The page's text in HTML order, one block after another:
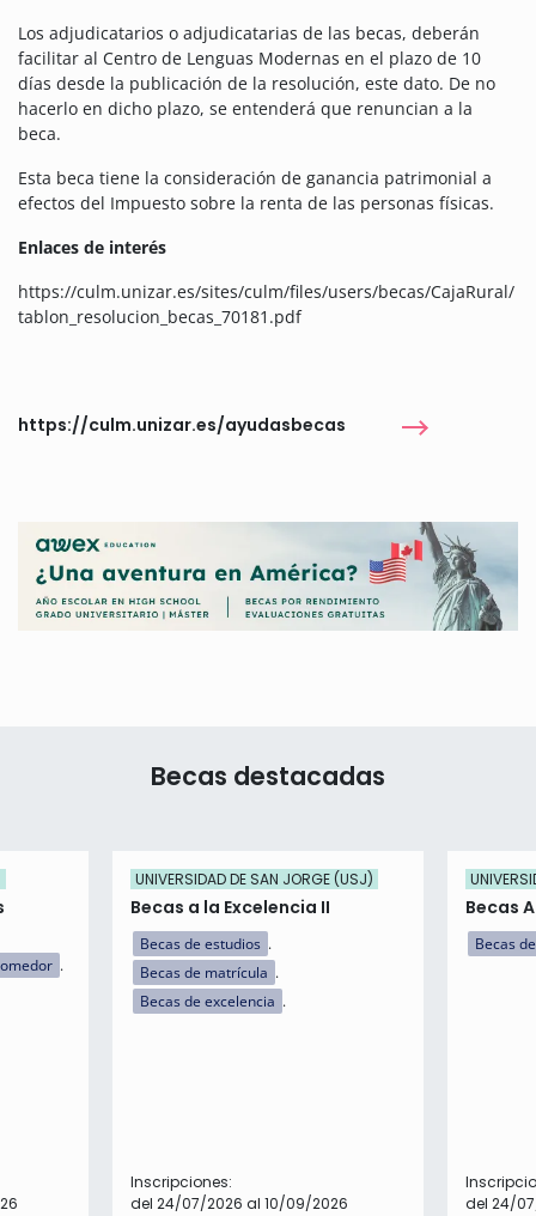
Los adjudicatarios o adjudicatarias de las becas, deberán
facilitar al Centro de Lenguas Modernas en el plazo de 10
días desde la publicación de la resolución, este dato. De no
hacerlo en dicho plazo, se entenderá que renuncian a la
beca.
Esta beca tiene la consideración de ganancia patrimonial a
efectos del Impuesto sobre la renta de las personas físicas.
Enlaces de interés
https://culm.unizar.es/sites/culm/files/users/becas/CajaRural/
tablon_resolucion_becas_70181.pdf
https://culm.unizar.es/ayudasbecas
Becas destacadas
UNIVERSIDAD DE SAN JORGE (USJ)
Becas a la Excelencia II
Becas de estudios
Becas de matrícula
Becas de excelencia
Inscripciones:
del 24/07/2026 al 10/09/2026
Becas
Becas
del 24/